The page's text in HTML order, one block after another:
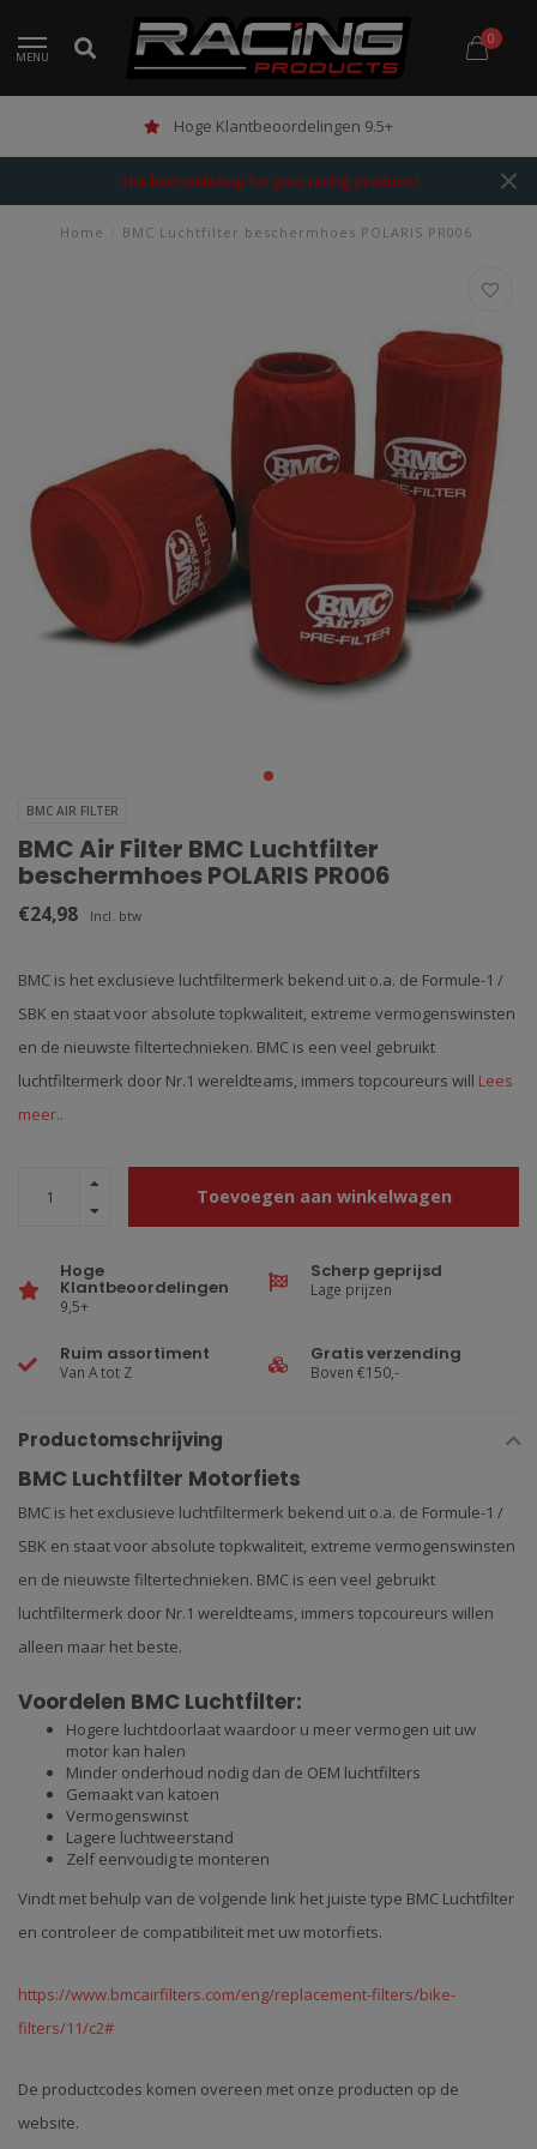
MENU
0
Hoge Klantbeoordelingen 9.5+
The best webshop for your racing products!
Home BMC Luchtfilter beschermhoes POLARIS PR006
BMC AIR FILTER
BMC Air Filter BMC Luchtfilter
beschermhoes POLARIS PR006
€24,98 Incl. btw
BMC is het exclusieve luchtfiltermerk bekend uit o.a. de Formule-1 /
SBK en staat voor absolute topkwaliteit, extreme vermogenswinsten
en de nieuwste filtertechnieken. BMC is een veel gebruikt
luchtfiltermerk door Nr.1 wereldteams, immers topcoureurs will Lees
meer..
Toevoegen aan winkelwagen
Hoge
Klantbeoordelingen
9,5+
Scherp geprijsd
Lage prijzen
Ruim assortiment
Van A tot Z
Gratis verzending
Boven €150,-
Productomschrijving
BMC Luchtfilter Motorfiets
BMC is het exclusieve luchtfiltermerk bekend uit o.a. de Formule-1 /
SBK en staat voor absolute topkwaliteit, extreme vermogenswinsten
en de nieuwste filtertechnieken. BMC is een veel gebruikt
luchtfiltermerk door Nr.1 wereldteams, immers topcoureurs willen
alleen maar het beste.
Voordelen BMC Luchtfilter:
Hogere luchtdoorlaat waardoor u meer vermogen uit uw
motor kan halen
Minder onderhoud nodig dan de OEM luchtfilters
Gemaakt van katoen
Vermogenswinst
Lagere luchtweerstand
Zelf eenvoudig te monteren
Vindt met behulp van de volgende link het juiste type BMC Luchtfilter
en controleer de compatibiliteit met uw motorfiets.
https://www.bmcairfilters.com/eng/replacement-filters/bike-
filters/11/c2#
De productcodes komen overeen met onze producten op de
website.